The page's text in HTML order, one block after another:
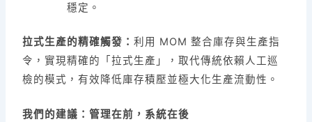
穩定。
拉式生產的精確觸發：利用 MOM 整合庫存與生產指
令，實現精確的「拉式生產」，取代傳統依賴人工巡
檢的模式，有效降低庫存積壓並極大化生產流動性。
我們的建議：管理在前，系統在後